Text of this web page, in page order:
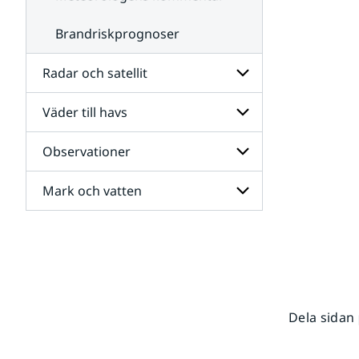
Brandriskprognoser
Radar och satellit
Undersidor
för
Radar
och
satellit
Väder till havs
Undersidor
för
Väder
till
havs
Observationer
Undersidor
för
Mark och vatten
Dela sidan